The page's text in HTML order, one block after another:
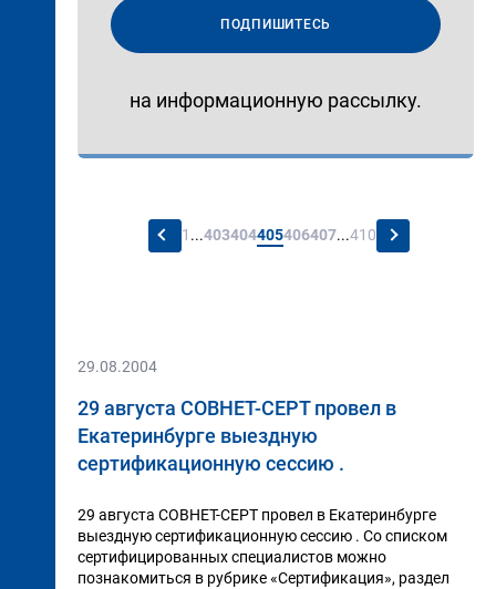
ПОДПИШИТЕСЬ
на информационную рассылку.
← 1 ...403404405406407...410 →
29.08.2004
29 августа СОВНЕТ-СЕРТ провел в
Екатеринбурге выездную
сертификационную сессию .
29 августа СОВНЕТ-СЕРТ провел в Екатеринбурге
выездную сертификационную сессию . Со списком
сертифицированных специалистов можно
познакомиться в рубрике «Сертификация», раздел